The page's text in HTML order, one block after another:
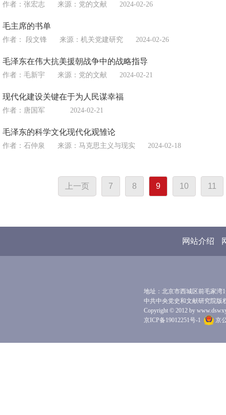
作者：张宏志 来源： 党的文献 2024-02-26
毛主席的书单
作者： 段文锋 来源： 机关党建研究 2024-02-26
毛泽东在伟大抗美援朝战争中的战略指导
作者：毛新宇 来源： 党的文献 2024-02-21
现代化建设关键在于为人民谋幸福
作者：唐国军 2024-02-21
毛泽东的科学文化现代化观雏论
作者：石仲泉 来源： 马克思主义与现实 2024-02-18
上一页 7 8 9 10 11
网站介绍
地址：北京市西城区前毛家湾
中共中央党史和文献研究院版
Copyright © 2012 by
京ICP备19012251号-1
京